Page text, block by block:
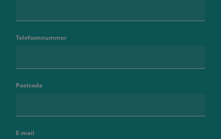
Telefoonnummer
Postcode
E-mail